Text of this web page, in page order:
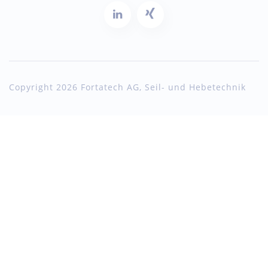
Copyright 2026 Fortatech AG, Seil- und Hebetechnik